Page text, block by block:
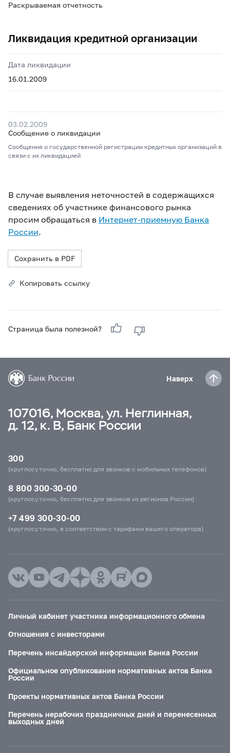
Раскрываемая отчетность
Ликвидация кредитной организации
Дата ликвидации
16.01.2009
03.02.2009
Сообщение о ликвидации
Сообщения о государственной регистрации кредитных организаций в
связи с их ликвидацией
В случае выявления неточностей в содержащихся
сведениях об участнике финансового рынка
просим обращаться в Интернет-приемную Банка
России.
Сохранить в PDF
Копировать ссылку
Страница была полезной?
Наверх
107016, Москва, ул. Неглинная,
д. 12, к. В, Банк России
300
(круглосуточно, бесплатно для звонков с мобильных телефонов)
8 800 300-30-00
(круглосуточно, бесплатно для звонков из регионов России)
+7 499 300-30-00
(круглосуточно, в соответствии с тарифами вашего оператора)
Личный кабинет участника информационного обмена
Отношения с инвесторами
Перечень инсайдерской информации Банка России
Официальное опубликование нормативных актов Банка
России
Проекты нормативных актов Банка России
Перечень нерабочих праздничных дней и перенесенных
выходных дней